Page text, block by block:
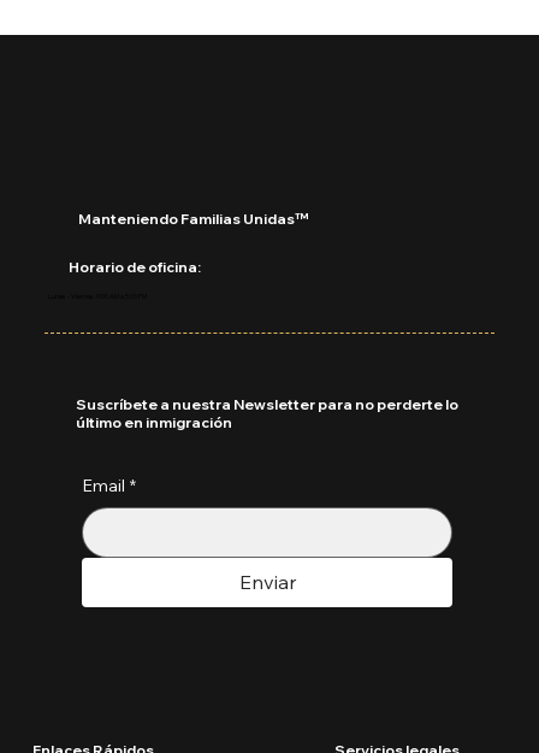
Manteniendo Familias Unidas™
Horario de oficina:
Email *
Enviar
Suscríbete a nuestra Newsletter para no perderte lo
último en inmigración